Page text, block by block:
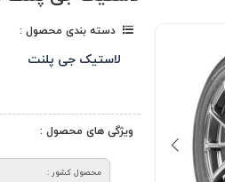
دسته بندی محصول :
لاستیک جی پلنت
ویژگی های محصول :
محصول کشور :